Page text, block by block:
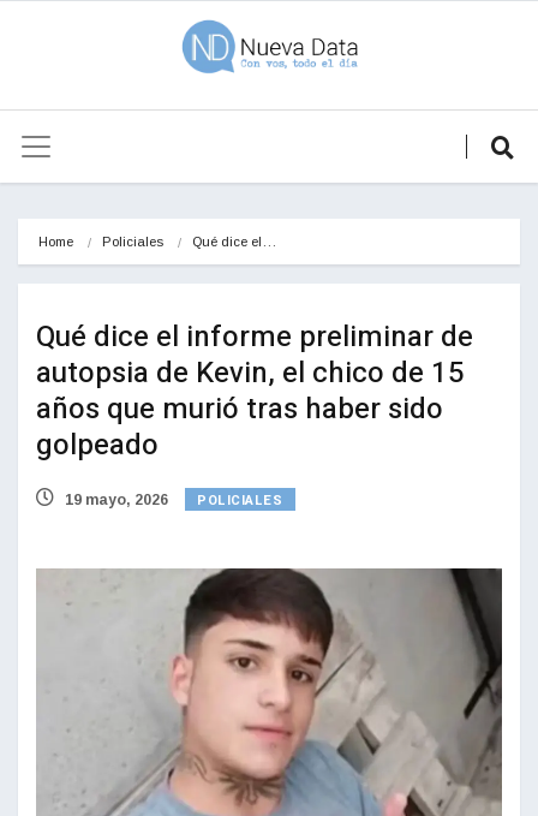
Home Policiales Qué dice el…
Qué dice el informe preliminar de
autopsia de Kevin, el chico de 15
años que murió tras haber sido
golpeado
19 mayo, 2026 POLICIALES